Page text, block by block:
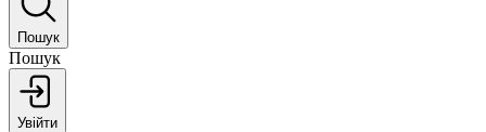
Пошук
Пошук
Увійти